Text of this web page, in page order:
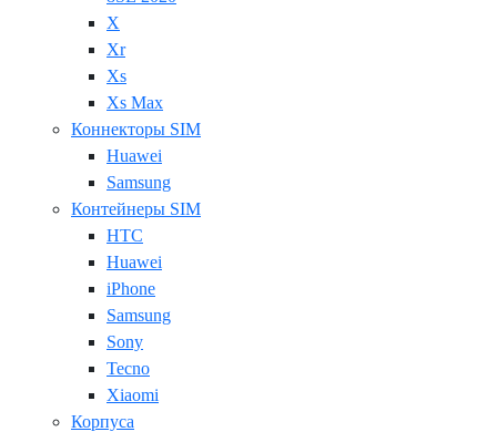
X
Xr
Xs
Xs Max
Коннекторы SIM
Huawei
Samsung
Контейнеры SIM
HTC
Huawei
iPhone
Samsung
Sony
Tecno
Xiaomi
Корпуса